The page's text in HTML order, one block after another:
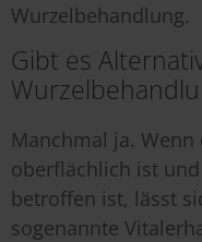
Wurzelbehandlung.
Gibt es
Manchmal ja.
oberflächlich ist
betroffen ist, lässt
sogenannte